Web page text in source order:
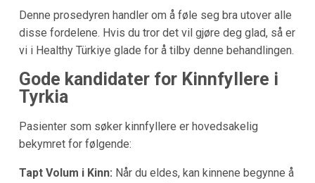
Denne prosedyren handler om å føle seg bra utover alle
disse fordelene. Hvis du tror det vil gjøre deg glad, så er
vi i Healthy Türkiye glade for å tilby denne behandlingen.
Gode kandidater for Kinnfyllere i
Tyrkia
Pasienter som søker kinnfyllere er hovedsakelig
bekymret for følgende:
Tapt Volum i Kinn: Når du eldes, kan kinnene begynne å